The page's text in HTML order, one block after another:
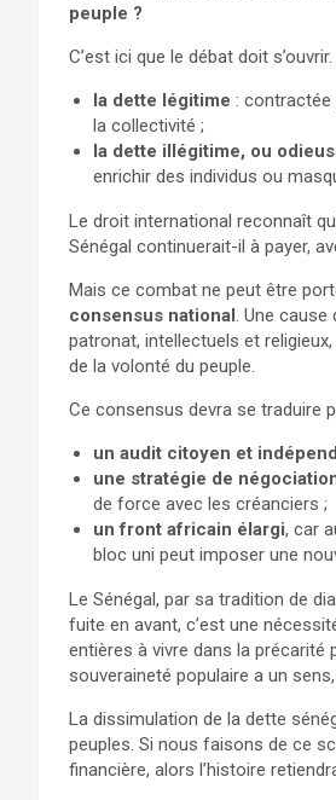
peuple ?
C’est ici que le débat doit
la dette légitime : contractée
la collectivité ;
la dette illégitime, ou
enrichir des individus ou
Le droit international reconnaît
Sénégal continuerait-il à payer,
Mais ce combat ne peut être
consensus national. Une
patronat, intellectuels et
de la volonté du peuple.
Ce consensus devra se traduire
un audit citoyen et
une stratégie de
de force avec les créanciers ;
un front africain élargi, car
bloc uni peut imposer une
Le Sénégal, par sa tradition de
fuite en avant, c’est une
entières à vivre dans la précarité
souveraineté populaire a un
La dissimulation de la dette
peuples. Si nous faisons de ce
financière, alors l’histoire